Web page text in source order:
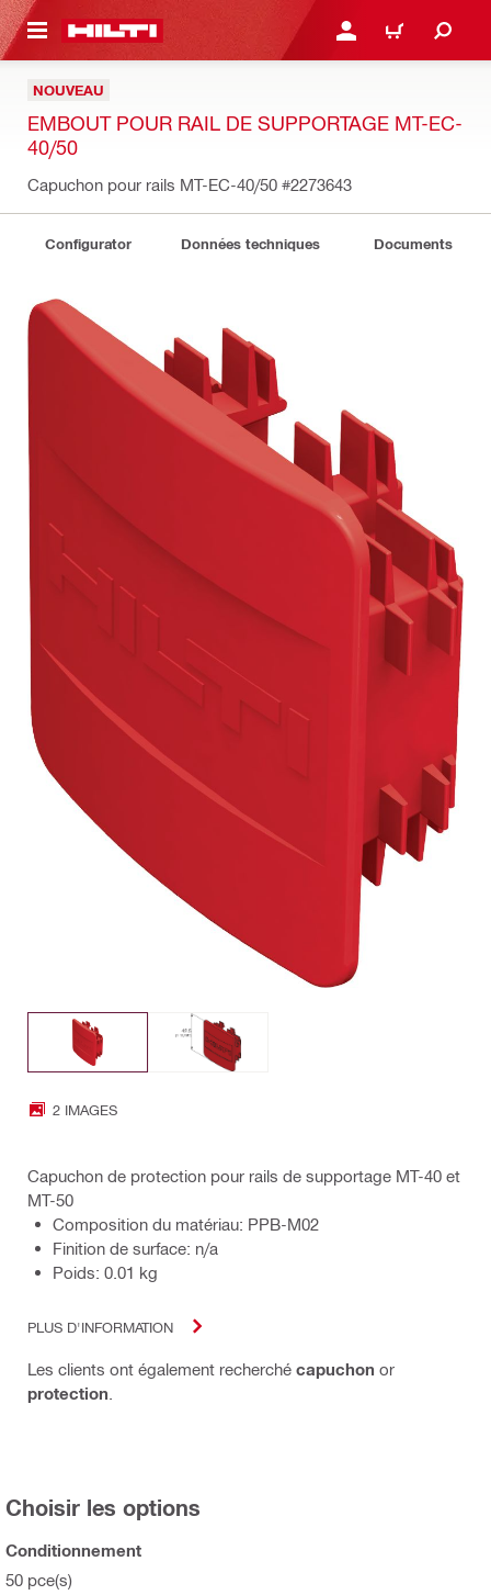
SE CONNECTER OU
PANIER
NOUVEAU
EMBOUT POUR RAIL DE SUPPORTAGE MT-EC-
40/50
Capuchon pour rails MT-EC-40/50 #2273643
Configurator Données techniques Documents
2 IMAGES
Capuchon de protection pour rails de supportage MT-40 et
MT-50
Composition du matériau: PPB-M02
Finition de surface: n/a
Poids: 0.01 kg
PLUS D'INFORMATION
Les clients ont également recherché capuchon or
protection
Choisir les options
Conditionnement
50 pce(s)